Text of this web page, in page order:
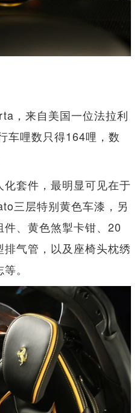
，来自美国一位法拉利
车哩数只得164哩，数
套件，最明显可见在于
三层特别黄色车漆，另
、黄色煞掣卡钳、20
气管，以及座椅头枕绣
。